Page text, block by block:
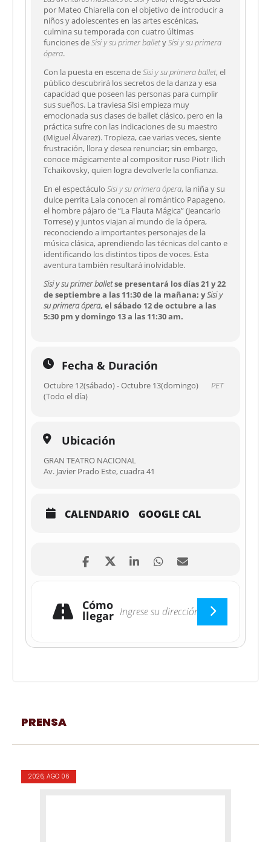
por Mateo Chiarella con el objetivo de introducir a
niños y adolescentes en las artes escénicas,
culmina su temporada con cuatro últimas
funciones deSisi y su primer balletySisi y su primera
ópera.
Con la puesta en escena deSisi y su primera ballet, el
público descubrirá los secretos de la danza y esa
capacidad que poseen las personas para cumplir
sus sueños. La traviesa Sisi empieza muy
emocionada sus clases de ballet clásico, pero en la
práctica sufre con las indicaciones de su maestro
(Miguel Álvarez). Tropieza, cae varias veces, siente
frustración, llora y desea renunciar; sin embargo,
conoce mágicamente al compositor ruso Piotr Ilich
Tchaikovsky, quien logra devolverle la confianza.
En el espectáculo Sisi y su primera ópera, la niña y su
dulce perrita Lala conocen al romántico Papageno,
el hombre pájaro de “La Flauta Mágica” (Jeancarlo
Torrese) y juntos viajan al mundo de la ópera,
reconociendo a importantes personajes de la
música clásica, aprendiendo las técnicas del canto e
identificando los distintos tipos de voces. Esta
aventura también resultará inolvidable.
Sisi y su primer balletse presentará los días 21 y 22
de septiembre a las 11:30 de la mañana; ySisi y
su primera ópera, el sábado 12 de octubre a las
5:30 pm y domingo 13 a las 11:30 am.
Fecha & Duración
Octubre 12(sábado) - Octubre 13(domingo)
(Todo el día)
PET
Ubicación
GRAN TEATRO NACIONAL
Av. Javier Prado Este, cuadra 41
CALENDARIO GOOGLE CAL
Cómo
llegar
PRENSA
2026, AGO 06